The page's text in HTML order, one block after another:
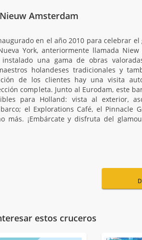
Amsterdam
en el año 2010 para celebrar el
York, anteriormente llamada Niew
una gama de obras
holandeses tradicionales y
de los clientes hay una visita
completa. Junto al Eurodam, este
para Holland: vista al exterior,
el Explorations Café, el Pinnacle
más. ¡Embárcate y disfruta del
estos cruceros